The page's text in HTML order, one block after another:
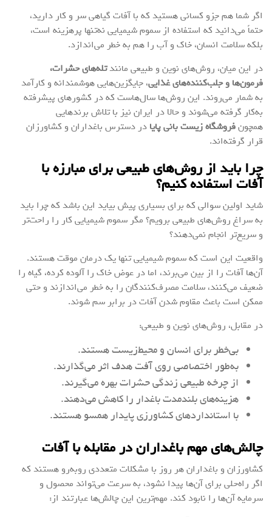
اگر شما هم جزو کسانی هستید که با آفات گیاهی سر و کار دارید،
حتماً می‌دانید که استفاده از سموم شیمیایی نه‌تنها پرهزینه است،
بلکه سلامت انسان، خاک و آب را هم به خطر می‌اندازد.
در این میان، روش‌های نوین و طبیعی مانندتله‌های حشرات،
فرمون‌ها و جلب‌کننده‌های غذایی، جایگزین‌هایی هوشمندانه و کارآمد
به شمار می‌روند. این روش‌ها سال‌هاست که در کشورهای پیشرفته
به‌کار گرفته می‌شوند و حالا در ایران نیز با تلاش برندهایی
همچونفروشگاه زیست بانی پایا در دسترس باغداران و کشاورزان
قرار گرفته‌اند.
چرا باید از روش‌های طبیعی برای مبارزه با
آفات استفاده کنیم؟
شاید اولین سوالی که برای بسیاری پیش بیاید این باشد که چرا باید
به سراغ روش‌های طبیعی برویم؟ مگر سموم شیمیایی کار را راحت‌تر
و سریع‌تر انجام نمی‌دهند؟
واقعیت این است که سموم شیمیایی تنها یک درمان موقت هستند.
آن‌ها آفات را از بین می‌برند، اما در عوض خاک را آلوده کرده، گیاه را
ضعیف می‌کنند، سلامت مصرف‌کنندگان را به خطر می‌اندازند و حتی
ممکن است باعث مقاوم شدن آفات در برابر سم شوند.
در مقابل، روش‌های نوین و طبیعی:
بی‌خطر برای انسان و محیط‌زیست هستند.
به‌طور اختصاصی روی آفت هدف اثر می‌گذارند.
از چرخه طبیعی زندگی حشرات بهره می‌گیرند.
هزینه‌های بلندمدت باغدار را کاهش می‌دهند.
با استانداردهای کشاورزی پایدار همسو هستند.
چالش‌های مهم باغداران در مقابله با آفات
کشاورزان و باغداران هر روز با مشکلات متعددی روبه‌رو هستند که
اگر راه‌حلی برای آن‌ها پیدا نشود، به سرعت می‌تواند محصول و
سرمایه آن‌ها را نابود کند. مهم‌ترین این چالش‌ها عبارتند از: